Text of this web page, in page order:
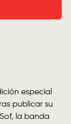
especial
publicar su
la banda